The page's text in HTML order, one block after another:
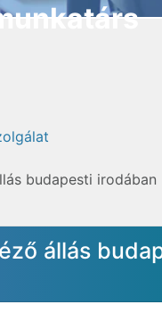
budapesti irodában
állás